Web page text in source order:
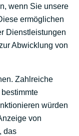
wenn Sie unsere
ermöglichen
Dienstleistungen
Abwicklung von
Zahlreiche
würden
von
das